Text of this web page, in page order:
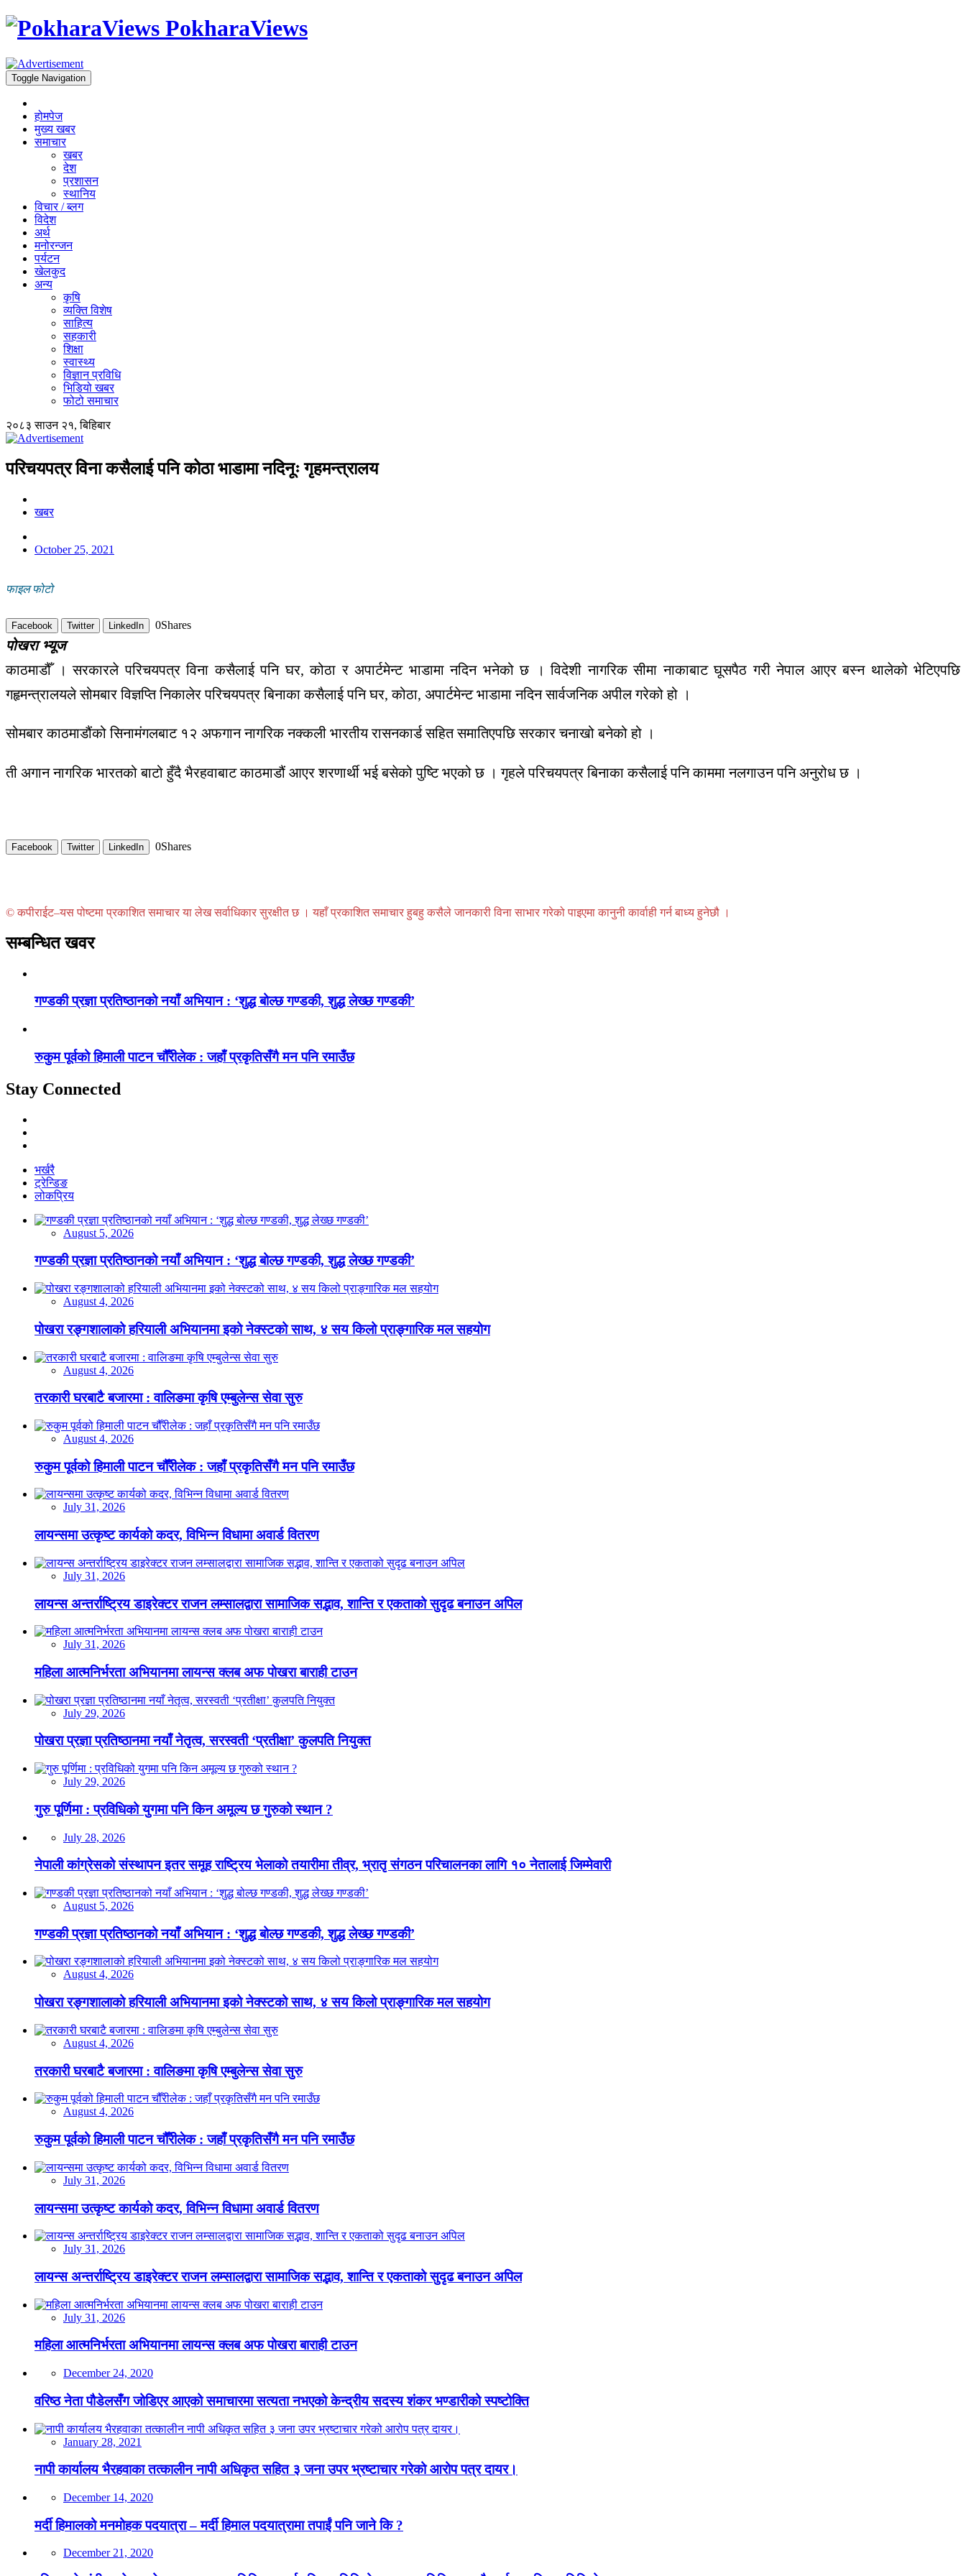
PokharaViews
Toggle Navigation
होमपेज
मुख्य खबर
समाचार
खबर
देश
प्रशासन
स्थानिय
विचार / ब्लग
विदेश
अर्थ
मनोरन्जन
पर्यटन
खेलकुद
अन्य
कृषि
व्यक्ति विशेष
साहित्य
सहकारी
शिक्षा
स्वास्थ्य
विज्ञान प्रविधि
भिडियो खबर
फोटो समाचार
२०८३ साउन २१, बिहिबार
परिचयपत्र विना कसैलाई पनि कोठा भाडामा नदिनूः गृहमन्त्रालय
खबर
October 25, 2021
फाइल फोटो
Facebook Twitter LinkedIn 0Shares
पोखरा भ्यूज
काठमाडौँ । सरकारले परिचयपत्र विना कसैलाई पनि घर, कोठा र अपार्टमेन्ट भाडामा नदिन भनेको छ । विदेशी नागरिक सीमा नाकाबाट घूसपैठ गरी नेपाल आएर बस्न थालेको भेटिएपछि
गहृमन्त्रालयले सोमबार विज्ञप्ति निकालेर परिचयपत्र बिनाका कसैलाई पनि घर, कोठा, अपार्टमेन्ट भाडामा नदिन सार्वजनिक अपील गरेको हो ।
सोमबार काठमाडौंको सिनामंगलबाट १२ अफगान नागरिक नक्कली भारतीय रासनकार्ड सहित समातिएपछि सरकार चनाखो बनेको हो ।
ती अगान नागरिक भारतको बाटो हुँदै भैरहवाबाट काठमाडौं आएर शरणार्थी भई बसेको पुष्टि भएको छ । गृहले परिचयपत्र बिनाका कसैलाई पनि काममा नलगाउन पनि अनुरोध छ ।
Facebook Twitter LinkedIn 0Shares
© कपीराईट–यस पोष्टमा प्रकाशित समाचार या लेख सर्वाधिकार सुरक्षीत छ । यहाँ प्रकाशित समाचार हुबहु कसैले जानकारी विना साभार गरेको पाइएमा कानुनी कार्वाही गर्न बाध्य हुनेछौ ।
सम्बन्धित खवर
गण्डकी प्रज्ञा प्रतिष्ठानको नयाँ अभियान : ‘शुद्ध बोल्छ गण्डकी, शुद्ध लेख्छ गण्डकी’
रुकुम पूर्वको हिमाली पाटन चौँरीलेक : जहाँ प्रकृतिसँगै मन पनि रमाउँछ
Stay Connected
भर्खरै
ट्रेन्डिङ
लोकप्रिय
August 5, 2026
गण्डकी प्रज्ञा प्रतिष्ठानको नयाँ अभियान : ‘शुद्ध बोल्छ गण्डकी, शुद्ध लेख्छ गण्डकी’
August 4, 2026
पोखरा रङ्गशालाको हरियाली अभियानमा इको नेक्स्टको साथ, ४ सय किलो प्राङ्गारिक मल सहयोग
August 4, 2026
तरकारी घरबाटै बजारमा : वालिङमा कृषि एम्बुलेन्स सेवा सुरु
August 4, 2026
रुकुम पूर्वको हिमाली पाटन चौँरीलेक : जहाँ प्रकृतिसँगै मन पनि रमाउँछ
July 31, 2026
लायन्समा उत्कृष्ट कार्यको कदर, विभिन्न विधामा अवार्ड वितरण
July 31, 2026
लायन्स अन्तर्राष्ट्रिय डाइरेक्टर राजन लम्सालद्वारा सामाजिक सद्भाव, शान्ति र एकताको सुदृढ बनाउन अपिल
July 31, 2026
महिला आत्मनिर्भरता अभियानमा लायन्स क्लब अफ पोखरा बाराही टाउन
July 29, 2026
पोखरा प्रज्ञा प्रतिष्ठानमा नयाँ नेतृत्व, सरस्वती ‘प्रतीक्षा’ कुलपति नियुक्त
July 29, 2026
गुरु पूर्णिमा : प्रविधिको युगमा पनि किन अमूल्य छ गुरुको स्थान ?
July 28, 2026
नेपाली कांग्रेसको संस्थापन इतर समूह राष्ट्रिय भेलाको तयारीमा तीव्र, भ्रातृ संगठन परिचालनका लागि १० नेतालाई जिम्मेवारी
August 5, 2026
गण्डकी प्रज्ञा प्रतिष्ठानको नयाँ अभियान : ‘शुद्ध बोल्छ गण्डकी, शुद्ध लेख्छ गण्डकी’
August 4, 2026
पोखरा रङ्गशालाको हरियाली अभियानमा इको नेक्स्टको साथ, ४ सय किलो प्राङ्गारिक मल सहयोग
August 4, 2026
तरकारी घरबाटै बजारमा : वालिङमा कृषि एम्बुलेन्स सेवा सुरु
August 4, 2026
रुकुम पूर्वको हिमाली पाटन चौँरीलेक : जहाँ प्रकृतिसँगै मन पनि रमाउँछ
July 31, 2026
लायन्समा उत्कृष्ट कार्यको कदर, विभिन्न विधामा अवार्ड वितरण
July 31, 2026
लायन्स अन्तर्राष्ट्रिय डाइरेक्टर राजन लम्सालद्वारा सामाजिक सद्भाव, शान्ति र एकताको सुदृढ बनाउन अपिल
July 31, 2026
महिला आत्मनिर्भरता अभियानमा लायन्स क्लब अफ पोखरा बाराही टाउन
December 24, 2020
वरिष्ठ नेता पौडेलसँग जोडिएर आएको समाचारमा सत्यता नभएको केन्द्रीय सदस्य शंकर भण्डारीको स्पष्टोक्ति
January 28, 2021
नापी कार्यालय भैरहवाका तत्कालीन नापी अधिकृत सहित ३ जना उपर भ्रष्टाचार गरेको आरोप पत्र दायर।
December 14, 2020
मर्दी हिमालको मनमोहक पदयात्रा – मर्दी हिमाल पदयात्रामा तपाईं पनि जाने कि ?
December 21, 2020